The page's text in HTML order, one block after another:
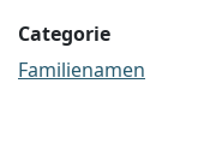
Categorie
Familienamen